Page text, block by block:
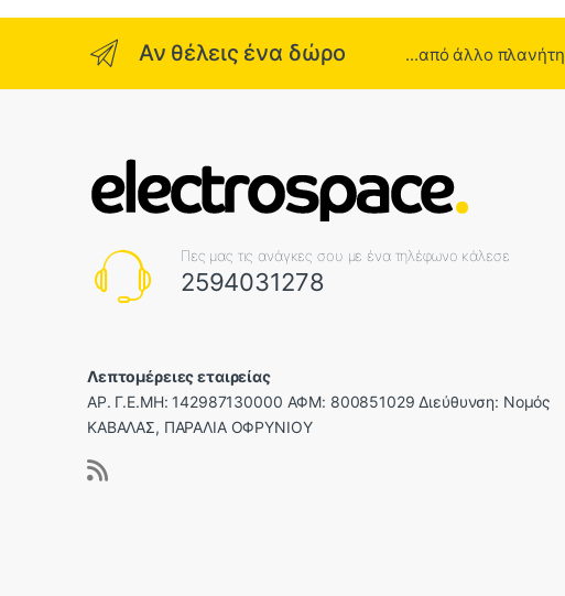
Αν θέλεις ένα δώρο ...από άλλο πλανήτη
Πες μας τις ανάγκες σου με ένα τηλέφωνο κάλεσε
2594031278
Λεπτομέρειες εταιρείας
ΑΡ. Γ.Ε.ΜΗ: 142987130000 ΑΦΜ: 800851029 Διεύθυνση: Νομός
ΚΑΒΑΛΑΣ, ΠΑΡΑΛΙΑ ΟΦΡΥΝΙΟΥ